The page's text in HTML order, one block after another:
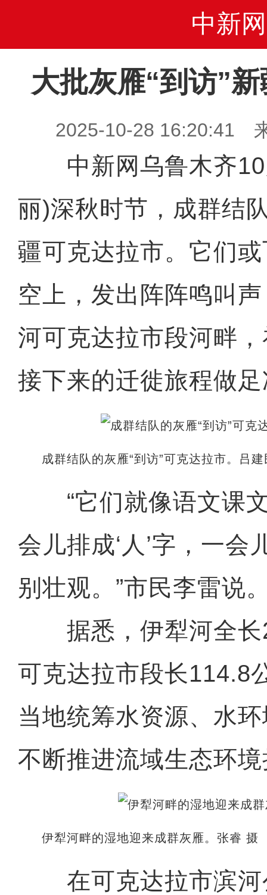
中新网
大批灰雁“到访”
2025-10-28 16:20:41
中新网乌鲁木齐10
丽)深秋时节，成群结
疆可克达拉市。它们
空上，发出阵阵鸣叫
河可克达拉市段河畔，
接下来的迁徙旅程做
成群结队的灰雁“到访”可克达拉市。吕
“它们就像语文课文
会儿排成‘人’字，一会
别壮观。”市民李雷说
据悉，伊犁河全长
可克达拉市段长114.8
当地统筹水资源、水
不断推进流域生态环
伊犁河畔的湿地迎来成群灰雁。张睿 摄
在可克达拉市滨河